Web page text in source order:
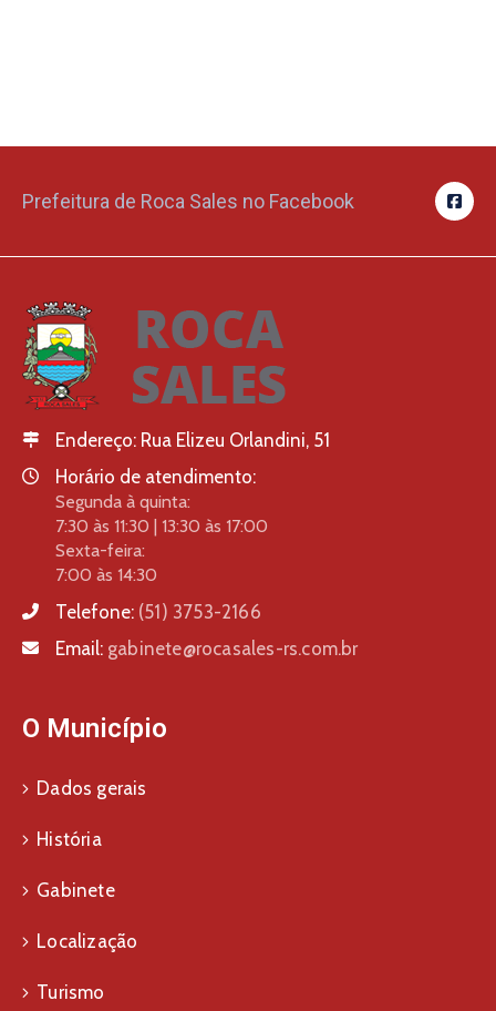
Prefeitura de Roca Sales no Facebook
Endereço: Rua Elizeu Orlandini, 51
Horário de atendimento:
Segunda à quinta:
7:30 às 11:30 | 13:30 às 17:00
Sexta-feira:
7:00 às 14:30
Telefone: (51) 3753-2166
Email: gabinete@rocasales-rs.com.br
O Município
Dados gerais
História
Gabinete
Localização
Turismo